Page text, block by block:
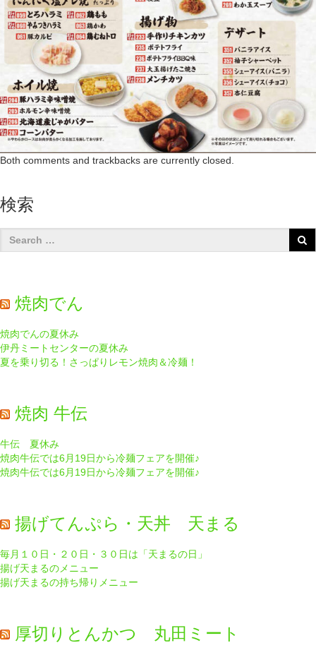
Both comments and trackbacks are currently closed.
検索
焼肉でん
焼肉でんの夏休み
伊丹ミートセンターの夏休み
夏を乗り切る！さっぱりレモン焼肉＆冷麺！
焼肉 牛伝
牛伝 夏休み
焼肉牛伝では6月19日から冷麺フェアを開催♪
焼肉牛伝では6月19日から冷麺フェアを開催♪
揚げてんぷら・天丼 天まる
毎月１０日・２０日・３０日は「天まるの日」
揚げ天まるのメニュー
揚げ天まるの持ち帰りメニュー
厚切りとんかつ 丸田ミート